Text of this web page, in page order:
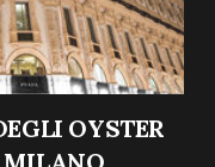
OYSTER